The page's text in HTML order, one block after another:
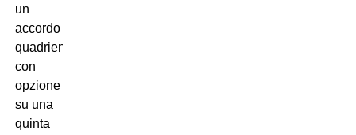
un
accordo
quadriennale
con
opzione
su una
quinta